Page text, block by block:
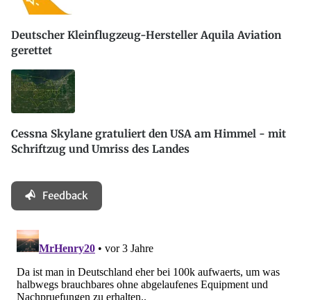
Deutscher Kleinflugzeug-Hersteller Aquila Aviation
gerettet
Cessna Skylane gratuliert den USA am Himmel - mit
Schriftzug und Umriss des Landes
Feedback